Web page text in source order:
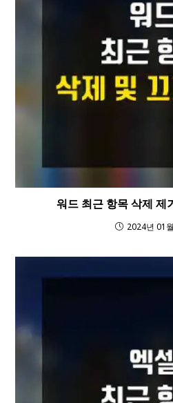
워드 최근 항목 삭제 제
2024년 01